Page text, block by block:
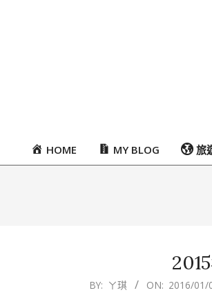
PrimaryHOME MY BLOG 旅
BY: ㄚ琪 ON: 2016/01/